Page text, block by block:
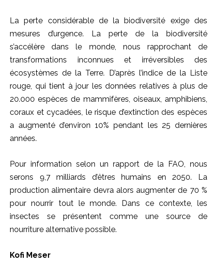
La perte considérable de la biodiversité exige des
mesures d’urgence. La perte de la biodiversité
s’accélère dans le monde, nous rapprochant de
transformations inconnues et irréversibles des
écosystèmes de la Terre. D’après l’indice de la Liste
rouge, qui tient à jour les données relatives à plus de
20.000 espèces de mammifères, oiseaux, amphibiens,
coraux et cycadées, le risque d’extinction des espèces
a augmenté d’environ 10% pendant les 25 dernières
années.
Pour information selon un rapport de la FAO, nous
serons 9,7 milliards d’êtres humains en 2050. La
production alimentaire devra alors augmenter de 70 %
pour nourrir tout le monde. Dans ce contexte, les
insectes se présentent comme une source de
nourriture alternative possible.
Kofi Meser